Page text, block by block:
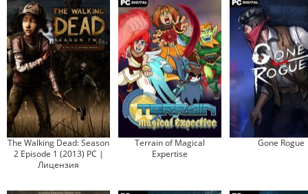
The Walking Dead: Season
2 Episode 1 (2013) PC |
Лицензия
Terrain of Magical
Expertise
Gone Rogue